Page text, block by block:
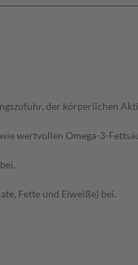
der körperlichen
wertvollen Omega-3-
Fette und Eiweiße) bei.